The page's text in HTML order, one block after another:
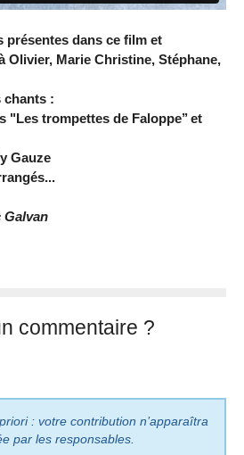
présentes dans ce film et
Olivier, Marie Christine, Stéphane,
chants :
"Les trompettes de Faloppe’’ et
Gauze
Galvan
commentaire ?
: votre contribution n’apparaîtra
par les responsables.